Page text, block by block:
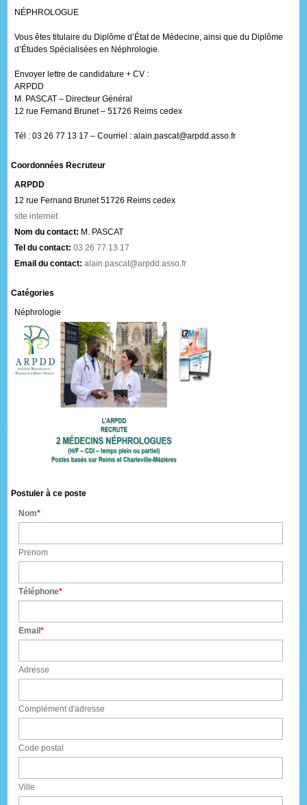
NÉPHROLOGUE
Vous êtes titulaire du Diplôme d’État de Médecine, ainsi que du Diplôme
d’Études Spécialisées en Néphrologie.
Envoyer lettre de candidature + CV :
ARPDD
M. PASCAT – Directeur Général
12 rue Fernand Brunet – 51726 Reims cedex
Tél : 03 26 77 13 17 – Courriel : alain.pascat@arpdd.asso.fr
Coordonnées Recruteur
ARPDD
12 rue Fernand Brunet51726 Reims cedex
site internet
Nom du contact: M. PASCAT
Tel du contact: 03 26 77 13 17
Email du contact: alain.pascat@arpdd.asso.fr
Catégories
Néphrologie
Postuler à ce poste
Nom
Prenom
Téléphone
Email
Adresse
Complément d'adresse
Code postal
Ville